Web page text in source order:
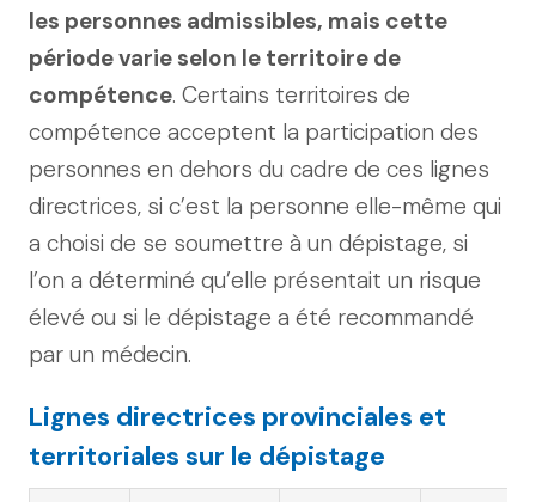
les personnes admissibles, mais cette
période varie selon le territoire de
compétence. Certains territoires de
compétence acceptent la participation des
personnes en dehors du cadre de ces lignes
directrices, si c’est la personne elle-même qui
a choisi de se soumettre à un dépistage, si
l’on a déterminé qu’elle présentait un risque
élevé ou si le dépistage a été recommandé
par un médecin.
Lignes directrices provinciales et
territoriales sur le dépistage